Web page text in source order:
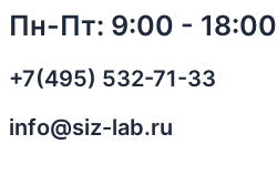
Перейти
кПн-Пт: 9:00 - 18:00
+7(495) 532-71-33
info@siz-lab.ru
3M
Versaflo
855Е
Головная
часть